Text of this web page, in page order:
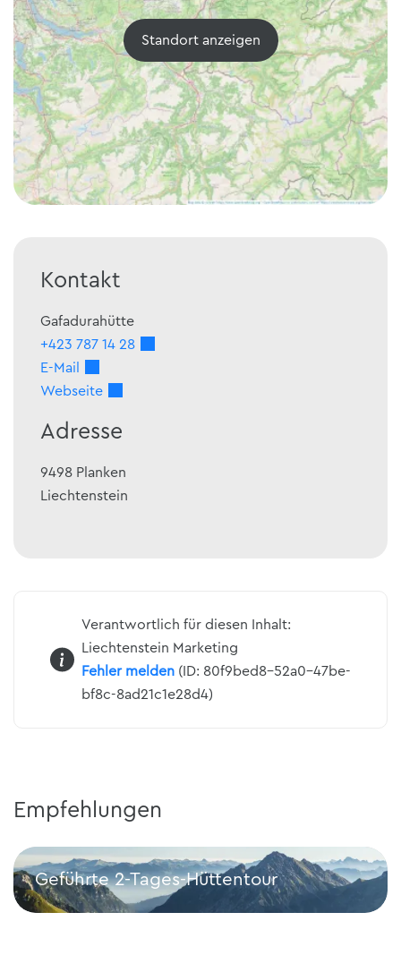
Standort anzeigen
Kontakt
Gafadurahütte
+423 787 14 28
E-Mail
Webseite
Adresse
9498 Planken
Liechtenstein
Verantwortlich für diesen Inhalt:
Liechtenstein Marketing
Fehler melden(ID: 80f9bed8-52a0-47be-
bf8c-8ad21c1e28d4)
Empfehlungen
Geführte 2-Tages-Hüttentour
Geführte 2-Tages-Hüttentour